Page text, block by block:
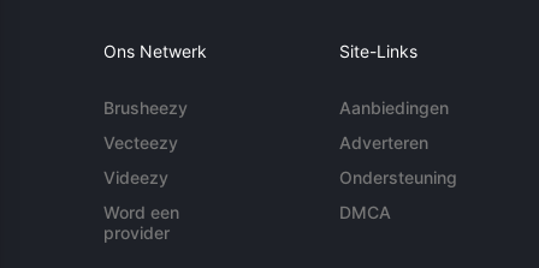
Ons Netwerk
Brusheezy
Vecteezy
Videezy
Word een
provider
Site-Links
Aanbiedingen
Adverteren
Ondersteuning
DMCA